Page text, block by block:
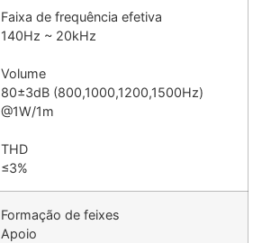
Faixa de frequência efetiva
140Hz ~ 20kHz
Volume
80±3dB (800,1000,1200,1500Hz)
@1W/1m
THD
≤3%
Formação de feixes
Apoio